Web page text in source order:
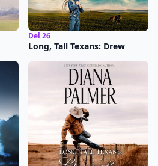
Del 26
Long, Tall Texans: Drew